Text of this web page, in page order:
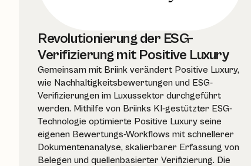
Revolutionierung der ESG-
Verifizierung mit Positive Luxury
Gemeinsam mit Briink verändert Positive Luxury,
wie Nachhaltigkeitsbewertungen und ESG-
Verifizierungen im Luxussektor durchgeführt
werden. Mithilfe von Briinks KI-gestützter ESG-
Technologie optimierte Positive Luxury seine
eigenen Bewertungs-Workflows mit schnellerer
Dokumentenanalyse, skalierbarer Erfassung von
Belegen und quellenbasierter Verifizierung. Die